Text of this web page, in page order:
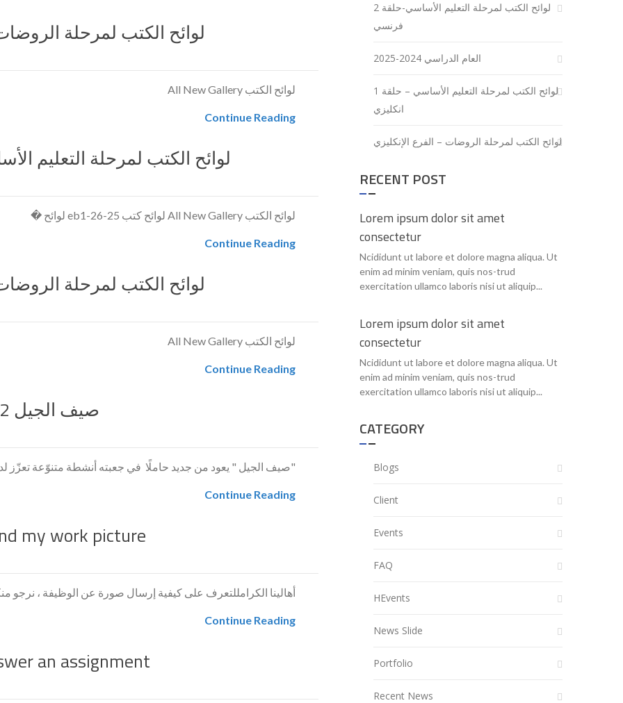
لوائح الكتب لمرحلة
لوائح الكتب All New Gallery
Continue Reading
لوائح الكتب لمرحلة التعليم
لوائح الكتب All New Gallery لوائح كتب 25-26-eb1 لوائح �
Continue Reading
لوائح الكتب لمرحلة
لوائح الكتب All New Gallery
Continue Reading
صيف الجيل 2022
"صيف الجيل " يعود من جديد حاملًا في جعبته أنشطة متنوّعة تعزّز
Continue Reading
my work picture
أهالينا الكرامللتعرف على كيفية إرسال صورة عن الوظيفة ، نرجو
Continue Reading
an assignment
لوائح الكتب لمرحلة التعليم الأساسي-حلقة 2
فرنسي
العام الدراسي 2024-2025
لوائح الكتب لمرحلة التعليم الأساسي – حلقة 1
انكليزي
لوائح الكتب لمرحلة الروضات – الفرع الإنكليزي
RECENT POST
Lorem ipsum dolor sit amet
consectetur
Ncididunt ut labore et dolore magna aliqua. Ut
enim ad minim veniam, quis nos-trud
exercitation ullamco laboris nisi ut aliquip...
Lorem ipsum dolor sit amet
consectetur
Ncididunt ut labore et dolore magna aliqua. Ut
enim ad minim veniam, quis nos-trud
exercitation ullamco laboris nisi ut aliquip...
CATEGORY
Blogs
Client
Events
FAQ
HEvents
News Slide
Portfolio
Recent News